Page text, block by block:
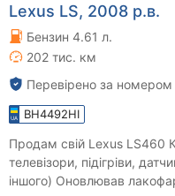
Lexus LS, 2008 р.в.
Бензин 4.61 л.
202 тис. км
Перевірено за
BH4492HI
Продам свій Lexus LS460 Комплектацiя Атаман (шторки,
телевізори, підігріви,
iншого) Оновлював